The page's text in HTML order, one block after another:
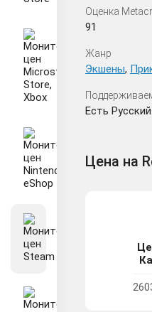
Оценка
91
Жанр
Экшены,
Есть Русский
Цена на